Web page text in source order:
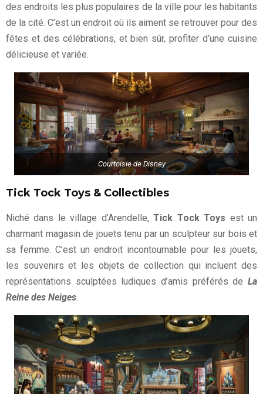
des endroits les plus populaires de la ville pour les habitants
de la cité. C’est un endroit où ils aiment se retrouver pour des
fêtes et des célébrations, et bien sûr, profiter d’une cuisine
délicieuse et variée.
Courtoisie de Disney
Tick Tock Toys & Collectibles
Niché dans le village d’Arendelle,Tick Tock Toys est un
charmant magasin de jouets tenu par un sculpteur sur bois et
sa femme. C’est un endroit incontournable pour les jouets,
les souvenirs et les objets de collection qui incluent des
représentations sculptées ludiques d’amis préférés de La
Reine des Neiges.